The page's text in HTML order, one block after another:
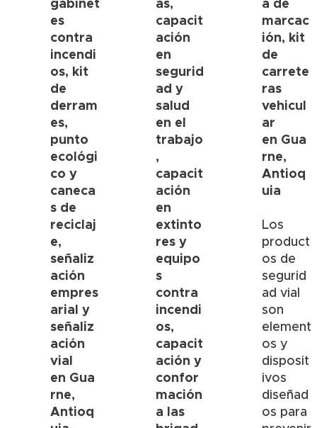
es
contra
incendi
os, kit
de
derram
es,
punto
ecológi
co y
caneca
s de
reciclaj
e,
señaliz
ación
empres
arial y
señaliz
ación
vial
en Gua
rne,
Antioq
capacit
ación
en
segurid
ad y
salud
en el
trabajo
,
capacit
ación
en
extinto
res y
equipo
s
contra
incendi
os,
capacit
ación y
confor
mación
a las
marcac
ión, kit
de
carrete
ras
vehicul
ar
en Gua
rne,
Antioq
uia
Los
product
os de
segurid
ad vial
son
element
os y
disposit
ivos
diseñad
os para